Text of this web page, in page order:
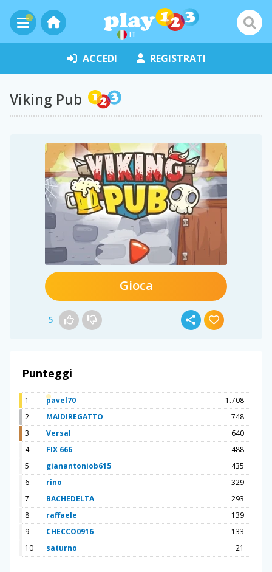
IT
ACCEDI REGISTRATI
Viking Pub
Gioca
5
Punteggi
1 pavel70
1.708
2
MAIDIREGATTO
748
3
Versal
640
4
FIX 666
488
5
gianantoniob615
435
6
rino
329
7
BACHEDELTA
293
8
raffaele
139
9
CHECCO0916
133
10
saturno 21